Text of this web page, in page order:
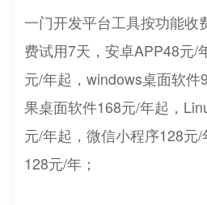
一门开发平台工具按功能收
费试用7天，安卓APP48元/
元/年起，windows桌面软件
果桌面软件168元/年起，
元/年起，微信小程序128元
128元/年；